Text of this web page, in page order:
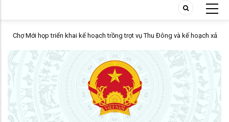
Chợ Mới họp triển khai kế hoạch trồng trọt vụ Thu Đông và kế hoạch xả
lũ